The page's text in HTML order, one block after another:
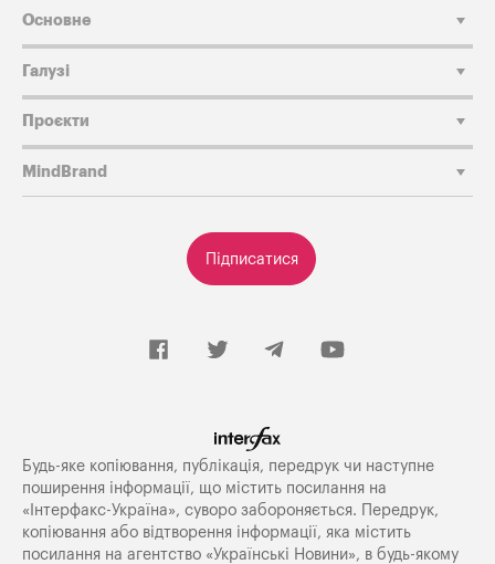
Підписатися
Основне
Галузі
Проєкти
MindBrand
Будь-яке копiювання, публiкацiя, передрук чи наступне
поширення iнформацiї, що мiстить посилання на
«Iнтерфакс-Україна», суворо забороняється. Передрук,
копіювання або відтворення інформації, яка містить
посилання на агентство «Українські Новини», в будь-якому